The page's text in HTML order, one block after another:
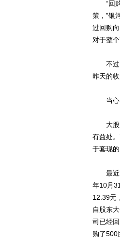
“回购
策，”银
过回购
对于整
不过，
昨天的
当心
大股东
有益处
于套现的
最近就
年10月
12.39元
自股东
司已经
购了500